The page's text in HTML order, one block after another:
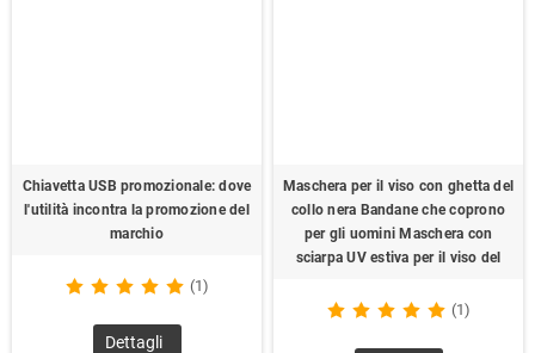
Chiavetta USB promozionale: dove
l'utilità incontra la promozione del
marchio
(1)
Dettagli
Maschera per il viso con ghetta del
collo nera Bandane che coprono
per gli uomini Maschera con
sciarpa UV estiva per il viso del
(1)